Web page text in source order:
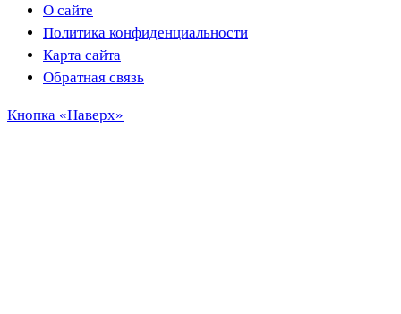
О сайте
Политика конфиденциальности
Карта сайта
Обратная связь
Кнопка «Наверх»